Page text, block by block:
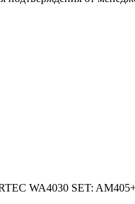
WA4030 SET: